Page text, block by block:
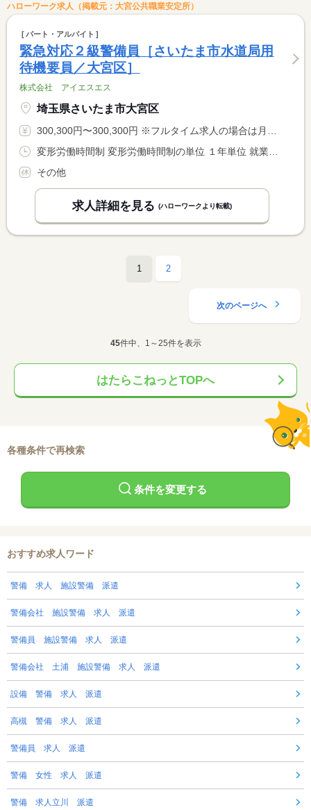
ハローワーク求人（掲載元：大宮公共職業安定所）
パート・アルバイト
緊急対応２級警備員［さいたま市水道局用
待機要員／大宮区］
株式会社 アイエスエス
埼玉県さいたま市大宮区
300,300円〜300,300円 ※フルタイム求人の場合は月額（換算額）、パート求人の場合は時間額を表示しています。
その他
求人詳細を見る (ハローワークより転載)
1 2
次のページへ
45件中、1～25件を表示
はたらこねっとTOPへ
各種条件で再検索
条件を変更する
おすすめ求人ワード
警備 求人 施設警備 派遣
警備会社 施設警備 求人 派遣
警備員 施設警備 求人 派遣
警備会社 土浦 施設警備 求人 派遣
設備 警備 求人 派遣
高槻 警備 求人 派遣
警備員 求人 派遣
警備 女性 求人 派遣
警備 求人立川 派遣